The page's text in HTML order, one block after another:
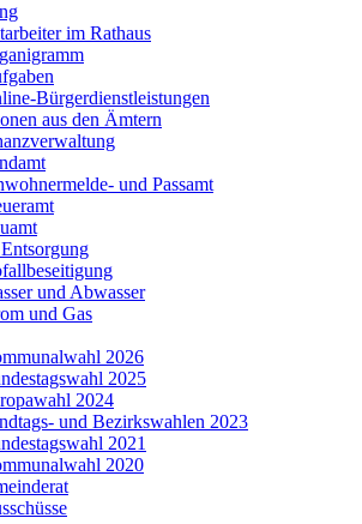
im Rathaus
Bürgerdienstleistungen
aus den Ämtern
und Passamt
und Abwasser
und Gas
2026
2025
2024
und Bezirkswahlen 2023
2021
2020